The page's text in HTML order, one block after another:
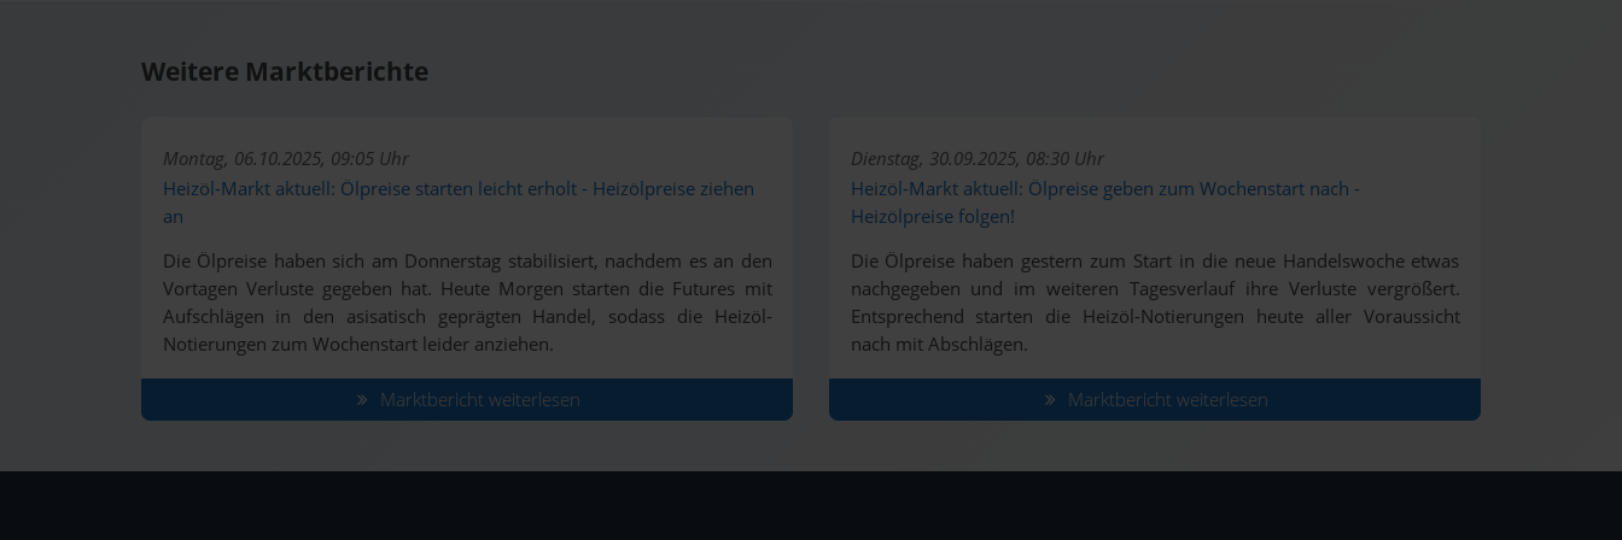
Weitere Marktberichte
Montag, 06.10.2025, 09:05 Uhr
Heizöl-Markt aktuell: Ölpreise starten leicht erholt - Heizölpreise ziehen
an
Die Ölpreise haben sich am Donnerstag stabilisiert, nachdem es an den
Vortagen Verluste gegeben hat. Heute Morgen starten die Futures mit
Aufschlägen in den asisatisch geprägten Handel, sodass die Heizöl-
Notierungen zum Wochenstart leider anziehen.
Marktbericht weiterlesen
Dienstag, 30.09.2025, 08:30 Uhr
Heizöl-Markt aktuell: Ölpreise geben zum Wochenstart nach -
Heizölpreise folgen!
Die Ölpreise haben gestern zum Start in die neue Handelswoche etwas
nachgegeben und im weiteren Tagesverlauf ihre Verluste vergrößert.
Entsprechend starten die Heizöl-Notierungen heute aller Voraussicht
nach mit Abschlägen.
Marktbericht weiterlesen